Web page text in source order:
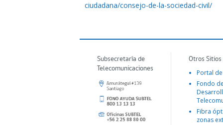
ciudadana/consejo-de-la-sociedad-civil/
Subsecretaría de
Telecomunicaciones
Otros
Portal
Fondo
Fibra
zonas